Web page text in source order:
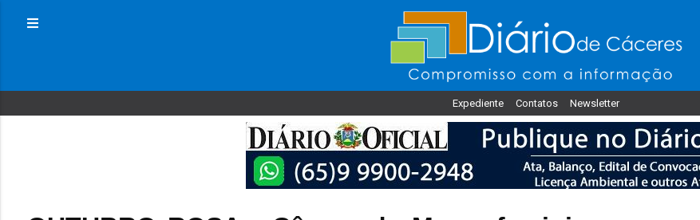
Expediente Contatos Newsletter